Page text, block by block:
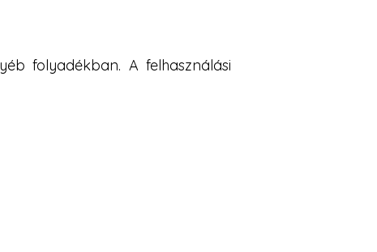
folyadékban. A felhasználási